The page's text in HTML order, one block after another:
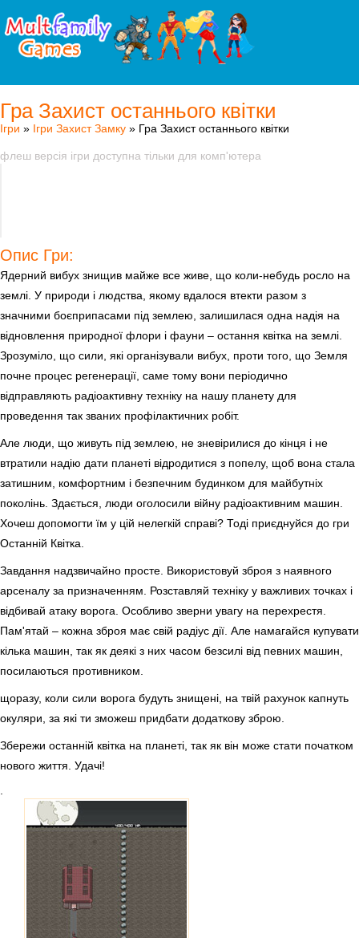
Гра Захист останнього квітки
Ігри » Ігри Захист Замку » Гра Захист останнього квітки
флеш версія ігри доступна тільки для комп'ютера
Опис Гри:
Ядерний вибух знищив майже все живе, що коли-небудь росло на
землі. У природи і людства, якому вдалося втекти разом з
значними боєприпасами під землею, залишилася одна надія на
відновлення природної флори і фауни – остання квітка на землі.
Зрозуміло, що сили, які організували вибух, проти того, що Земля
почне процес регенерації, саме тому вони періодично
відправляють радіоактивну техніку на нашу планету для
проведення так званих профілактичних робіт.
Але люди, що живуть під землею, не зневірилися до кінця і не
втратили надію дати планеті відродитися з попелу, щоб вона стала
затишним, комфортним і безпечним будинком для майбутніх
поколінь. Здається, люди оголосили війну радіоактивним машин.
Хочеш допомогти їм у цій нелегкій справі? Тоді приєднуйся до гри
Останній Квітка.
Завдання надзвичайно просте. Використовуй зброя з наявного
арсеналу за призначенням. Розставляй техніку у важливих точках і
відбивай атаку ворога. Особливо зверни увагу на перехрестя.
Пам'ятай – кожна зброя має свій радіус дії. Але намагайся купувати
кілька машин, так як деякі з них часом безсилі від певних машин,
посилаються противником.
щоразу, коли сили ворога будуть знищені, на твій рахунок капнуть
окуляри, за які ти зможеш придбати додаткову зброю.
Збережи останній квітка на планеті, так як він може стати початком
нового життя. Удачі!